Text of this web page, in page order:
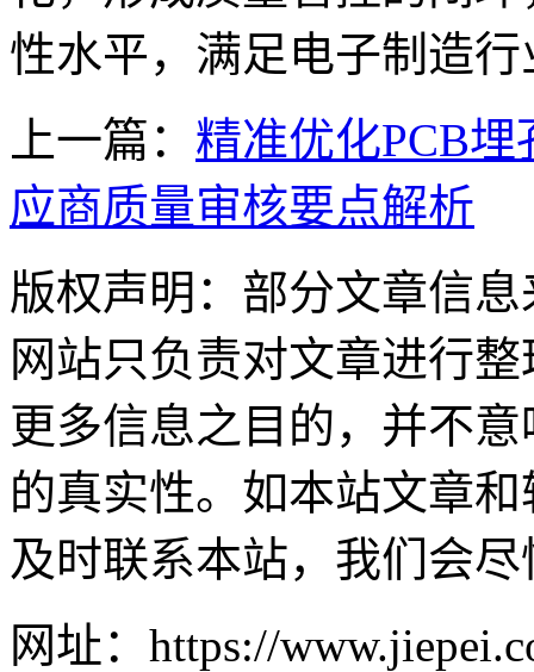
性水平，满足电子制造
上一篇： 精准优化PCB
应商质量审核要点解析
版权声明：部分文章信
网站只负责对文章进行
更多信息之目的，并不
的真实性。如本站文章
及时联系本站，我们会
网址：https://